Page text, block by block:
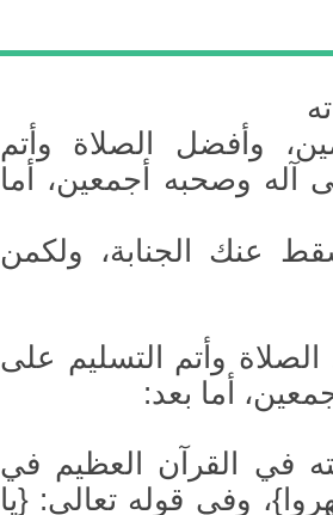
وأفضل الصلاة وأتم
آله وصحبه أجمعين، أما
عنك الجنابة، ولكمن
وأتم التسليم على
أما بعد:
في القرآن العظيم في
وفي قوله تعالى: {يا